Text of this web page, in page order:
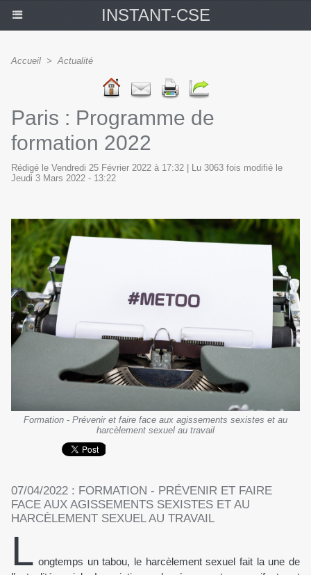
INSTANT-CSE
Accueil > Actualité
Paris : Programme de
formation 2022
Rédigé le Vendredi 25 Février 2022 à 17:32 | Lu 3063 fois modifié le
Jeudi 3 Mars 2022 - 13:22
Formation - Prévenir et faire face aux agissements sexistes et au
harcèlement sexuel au travail
07/04/2022 : FORMATION - PRÉVENIR ET FAIRE
FACE AUX AGISSEMENTS SEXISTES ET AU
HARCÈLEMENT SEXUEL AU TRAVAIL
L ongtemps un tabou, le harcèlement sexuel fait la une de